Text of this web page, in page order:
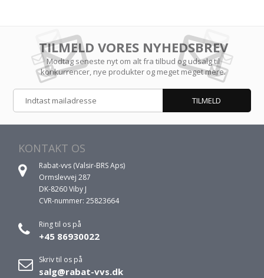
TILMELD VORES NYHEDSBREV
Modtag seneste nyt om alt fra tilbud og udsalg til
konkurrencer, nye produkter og meget meget mere.
KONTAKT OS
Rabat-vvs (Valsir-BRS Aps)
Ormslevvej 287
DK-8260 Viby J
CVR-nummer: 25823664
Ring til os på
+45 86930022
Skriv til os på
salg@rabat-vvs.dk